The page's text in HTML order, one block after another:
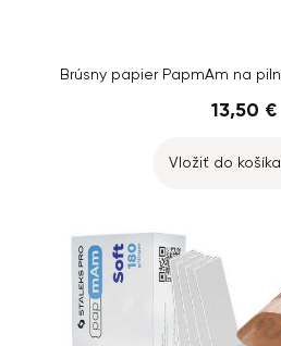
13,50 €
Vložiť do košíka